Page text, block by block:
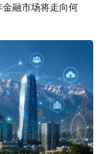
融市场将走向何